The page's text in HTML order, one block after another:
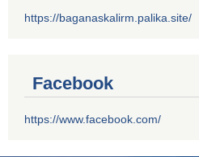
https://baganaskalirm.palika.site/
Facebook
https://www.facebook.com/